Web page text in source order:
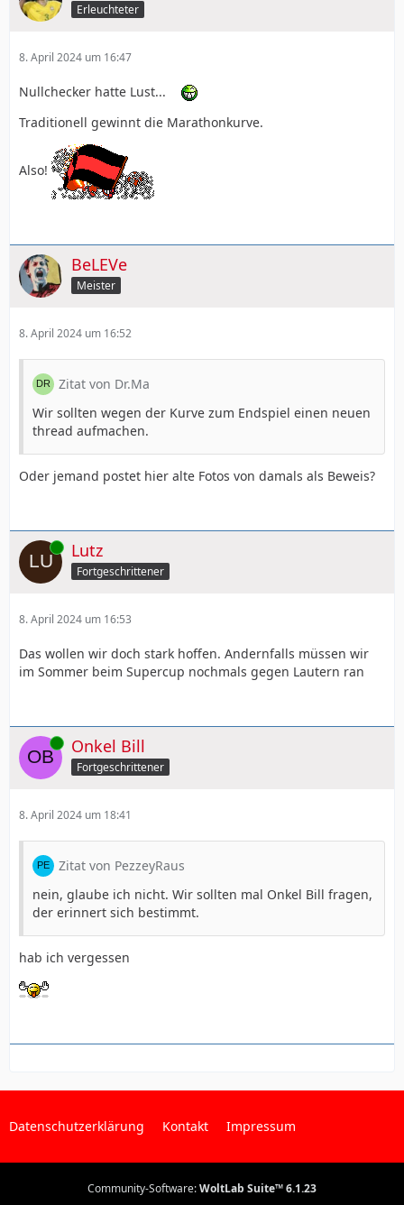
Erleuchteter
8. April 2024 um 16:47
Nullchecker hatte Lust...
Traditionell gewinnt die Marathonkurve.
Also!
BeLEVe
Meister
8. April 2024 um 16:52
Zitat von Dr.Ma
Wir sollten wegen der Kurve zum Endspiel einen neuen
thread aufmachen.
Oder jemand postet hier alte Fotos von damals als Beweis?
Online Lutz
Fortgeschrittener
8. April 2024 um 16:53
Das wollen wir doch stark hoffen. Andernfalls müssen wir
im Sommer beim Supercup nochmals gegen Lautern ran
Online Onkel Bill
Fortgeschrittener
8. April 2024 um 18:41
Zitat von PezzeyRaus
nein, glaube ich nicht. Wir sollten mal Onkel Bill fragen,
der erinnert sich bestimmt.
hab ich vergessen
Datenschutzerklärung Kontakt Impressum
Community-Software:WoltLab Suite™ 6.1.23